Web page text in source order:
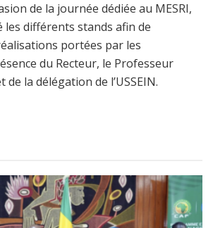
de la journée dédiée au MESRI,
les différents stands afin de
portées par les
du Recteur, le Professeur
de la délégation de l’USSEIN.